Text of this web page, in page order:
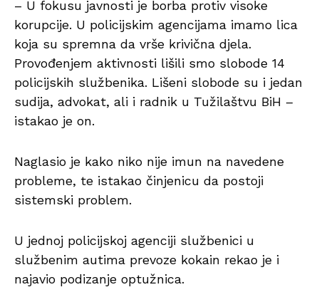
– U fokusu javnosti je borba protiv visoke
korupcije. U policijskim agencijama imamo lica
koja su spremna da vrše krivična djela.
Provođenjem aktivnosti lišili smo slobode 14
policijskih službenika. Lišeni slobode su i jedan
sudija, advokat, ali i radnik u Tužilaštvu BiH –
istakao je on.
Naglasio je kako niko nije imun na navedene
probleme, te istakao činjenicu da postoji
sistemski problem.
U jednoj policijskoj agenciji službenici u
službenim autima prevoze kokain rekao je i
najavio podizanje optužnica.